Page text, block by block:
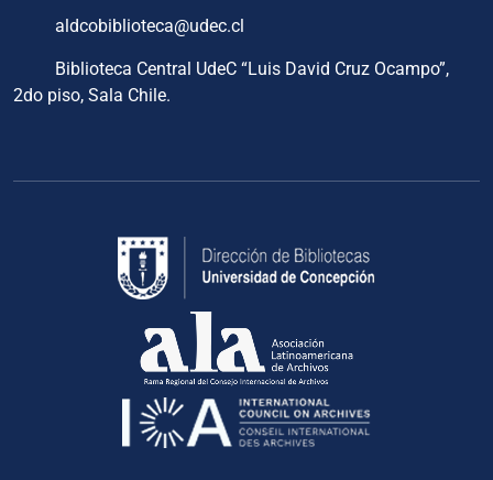
aldcobiblioteca@udec.cl
Biblioteca Central UdeC “Luis David Cruz Ocampo”,
2do piso, Sala Chile.